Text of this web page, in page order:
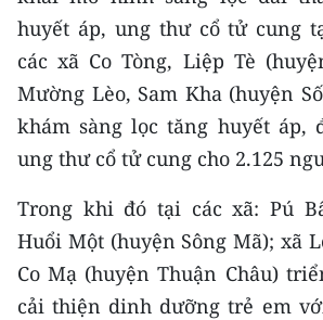
THỜI NAY
NHÂN DÂN CUỐI TUẦN
NHÂN DÂN HẰNG THÁNG
MUA BÁO
ĐỌC BÁO IN
huyết áp, ung thư cổ tử cung
các xã Co Tòng, Liệp Tè
Mường Lèo, Sam Kha (huyện
khám sàng lọc tăng huyết áp,
ung thư cổ tử cung cho 2.125
Trong khi đó tại các xã: Pú
Huổi Một (huyện Sông Mã); xã
Co Mạ (huyện Thuận Châu)
cải thiện dinh dưỡng trẻ em